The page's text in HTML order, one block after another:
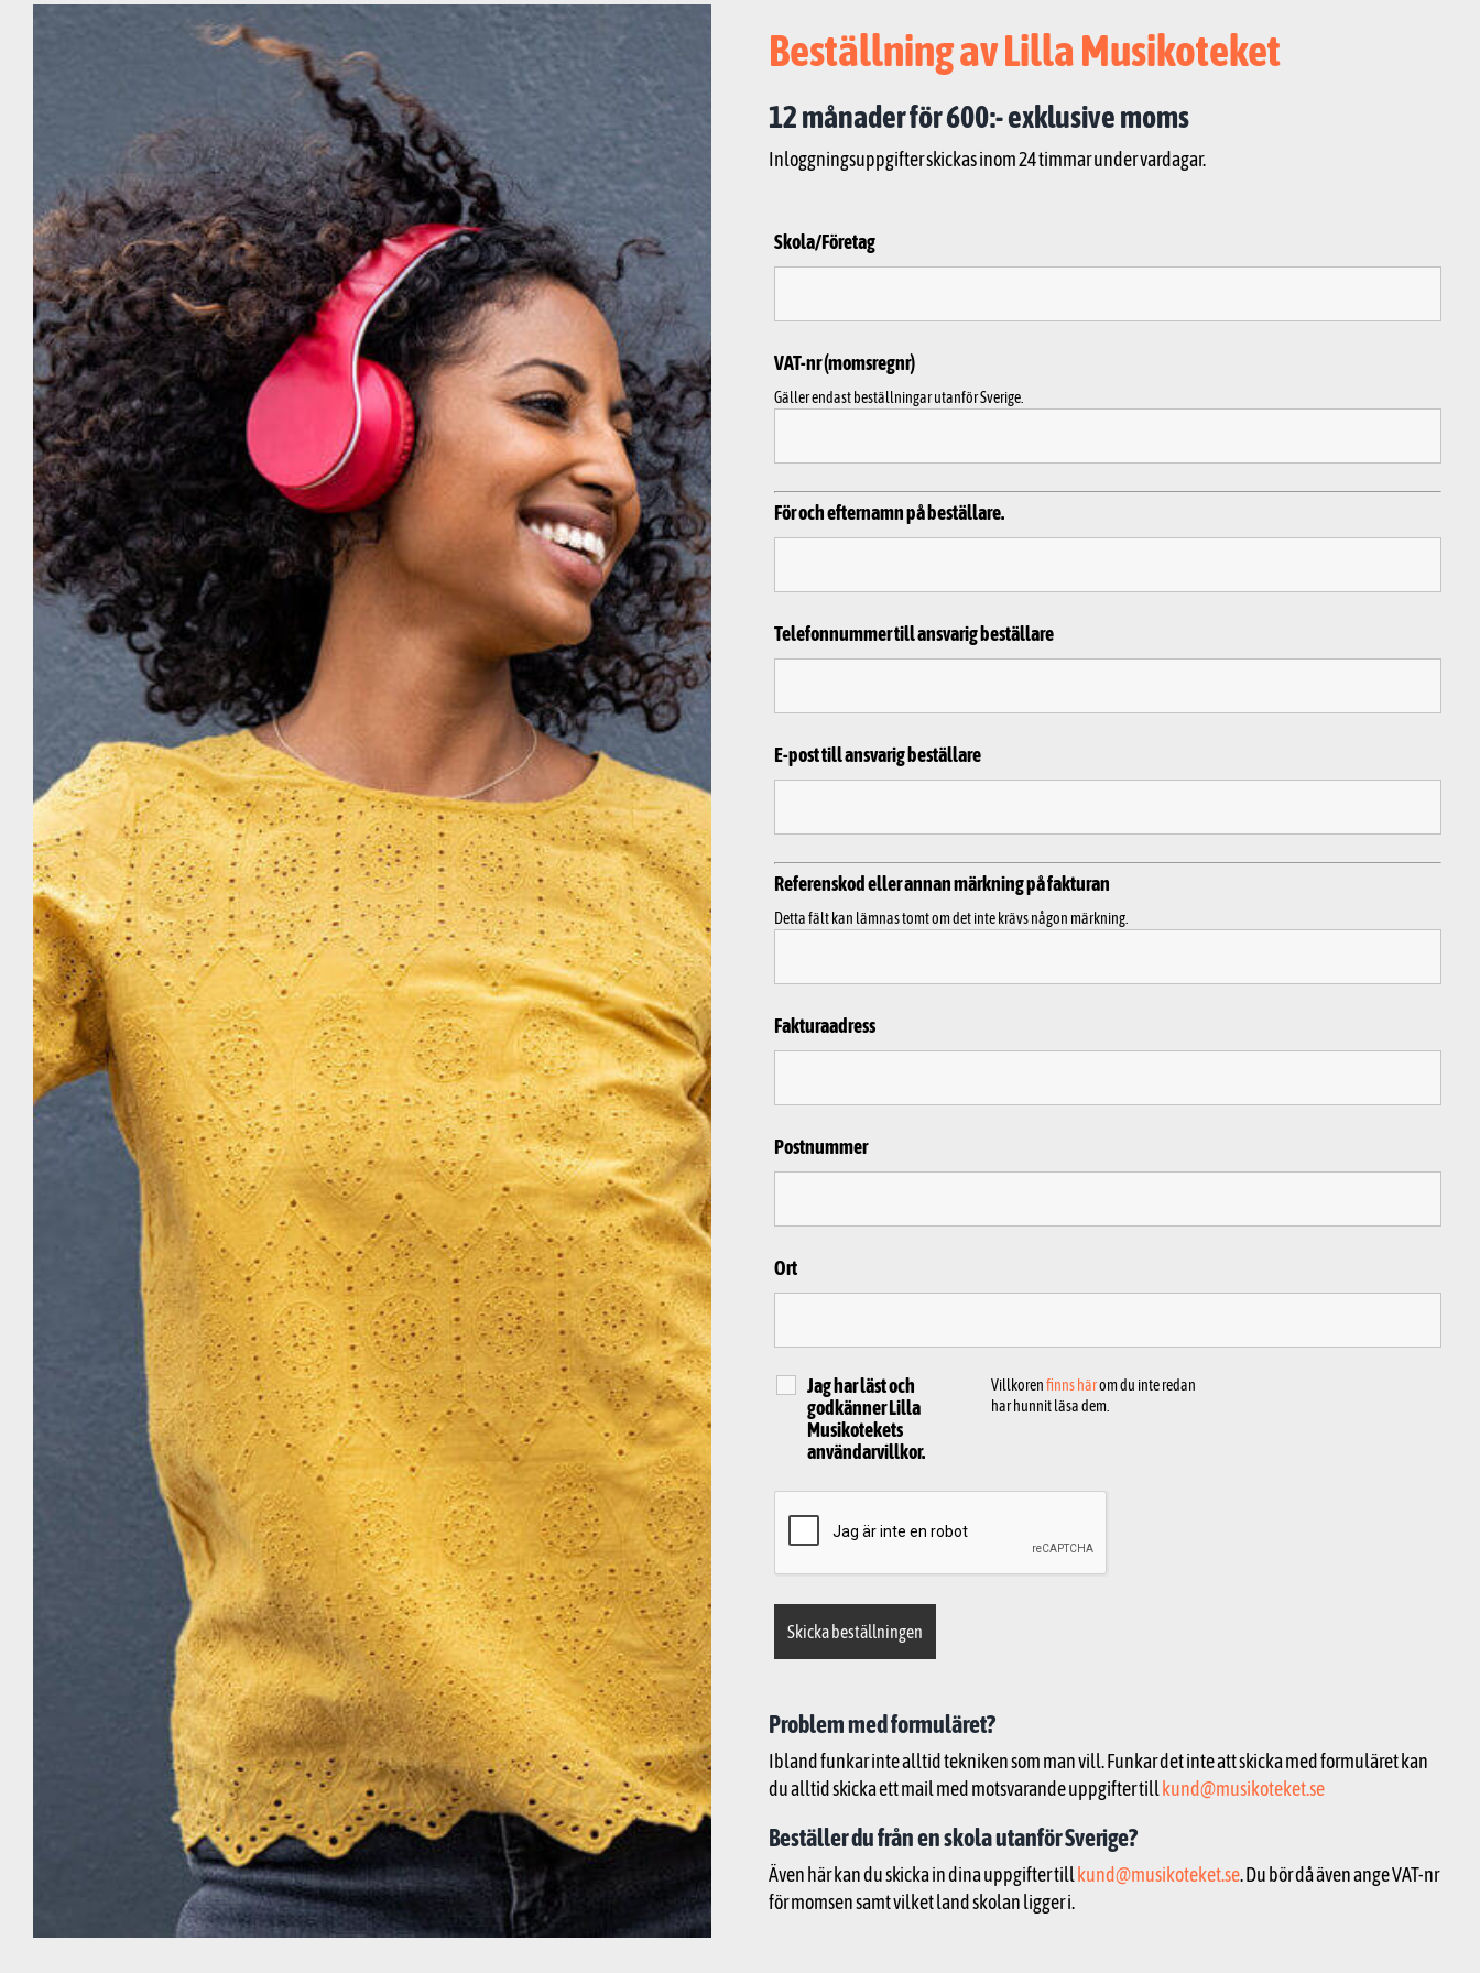
Beställning av Lilla Musikoteket
12 månader för 600:- exklusive moms
Inloggningsuppgifter skickas inom 24 timmar under vardagar.
Skola/Företag
VAT-nr (momsregnr)
Gäller endast beställningar utanför Sverige.
För och efternamn på beställare.
Telefonnummer till ansvarig beställare
E-post till ansvarig beställare
Referenskod eller annan märkning på fakturan
Detta fält kan lämnas tomt om det inte krävs någon märkning.
Fakturaadress
Postnummer
Ort
Jag har läst och
godkänner Lilla
Musikotekets
användarvillkor.
Villkorenfinns härom du inte redan
har hunnit läsa dem.
Problem med formuläret?
Ibland funkar inte alltid tekniken som man vill. Funkar det inte att skicka med formuläret kan
du alltid skicka ett mail med motsvarande uppgifter tillkund@musikoteket.se
Beställer du från en skola utanför Sverige?
Även här kan du skicka in dina uppgifter tillkund@musikoteket.se. Du bör då även ange VAT-nr
för momsen samt vilket land skolan ligger i.